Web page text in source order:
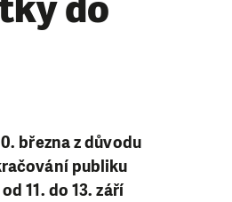
března z důvodu
publiku
11. do 13. září